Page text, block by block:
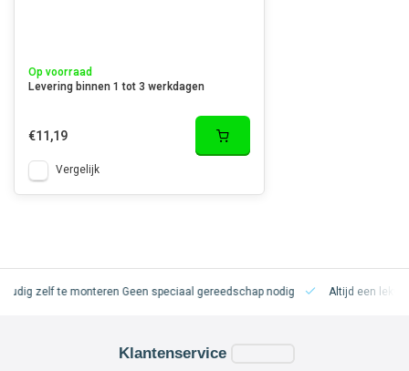
Op voorraad
Levering binnen 1 tot 3 werkdagen
€11,19
Vergelijk
zelf te monteren Geen speciaal gereedschap nodig Altijd een
Klantenservice